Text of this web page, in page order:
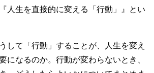
人生を直接的に変える「行動」』とい
して「行動」することが、人生を変え
になるのか。行動が変わらないとき、